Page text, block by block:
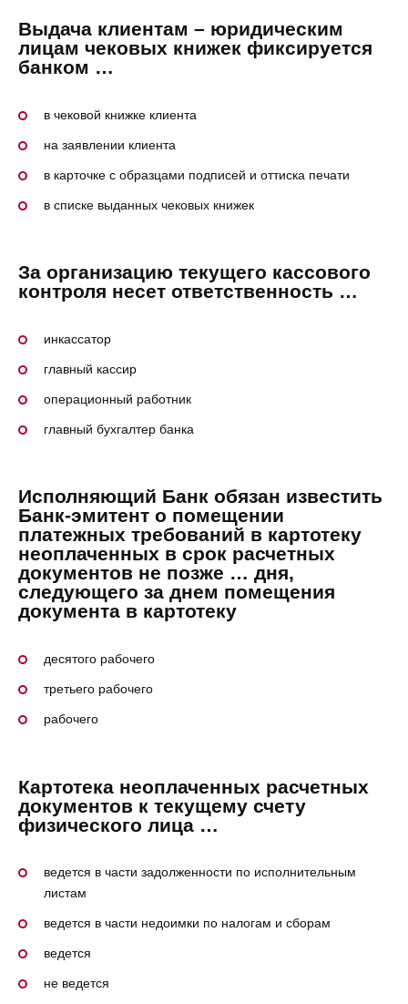
Выдача клиентам – юридическим
лицам чековых книжек фиксируется
банком …
в чековой книжке клиента
на заявлении клиента
в карточке с образцами подписей и оттиска печати
в списке выданных чековых книжек
За организацию текущего кассового
контроля несет ответственность …
инкассатор
главный кассир
операционный работник
главный бухгалтер банка
Исполняющий Банк обязан известить
Банк-эмитент о помещении
платежных требований в картотеку
неоплаченных в срок расчетных
документов не позже … дня,
следующего за днем помещения
документа в картотеку
десятого рабочего
третьего рабочего
рабочего
Картотека неоплаченных расчетных
документов к текущему счету
физического лица …
ведется в части задолженности по исполнительным
листам
ведется в части недоимки по налогам и сборам
ведется
не ведется